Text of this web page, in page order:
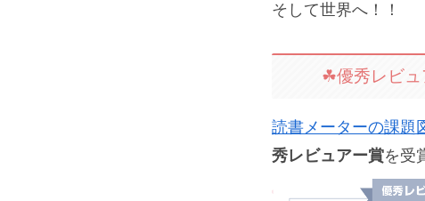
そして世界へ！！
☘優秀レビ
読書メーターの課題
秀レビュアー賞を受